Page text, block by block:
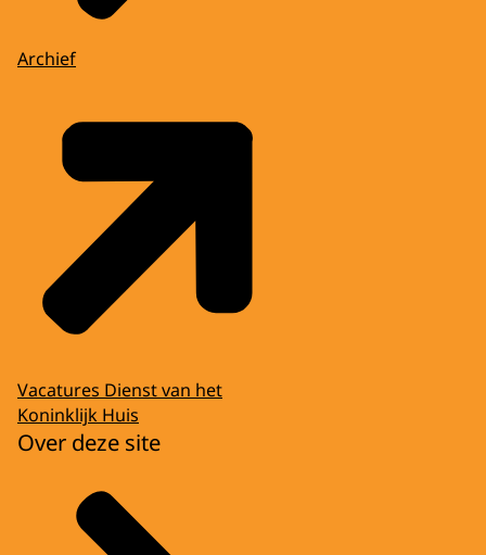
Archief
Vacatures Dienst van het
Koninklijk Huis
Over deze site